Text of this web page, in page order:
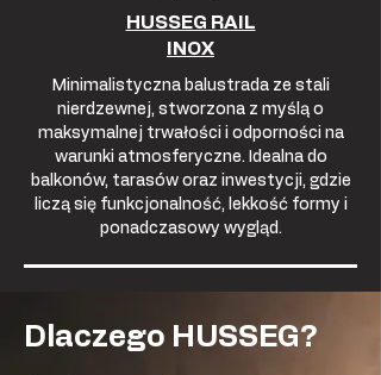
HUSSEG RAIL
INOX
Minimalistyczna balustrada ze stali
nierdzewnej, stworzona z myślą o
maksymalnej trwałości i odporności na
warunki atmosferyczne. Idealna do
balkonów, tarasów oraz inwestycji, gdzie
liczą się funkcjonalność, lekkość formy i
ponadczasowy wygląd.
Dlaczego HUSSEG?